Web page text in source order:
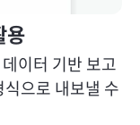
용
이터 기반 보고
으로 내보낼 수